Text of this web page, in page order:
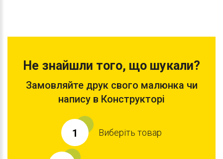
Не знайшли того, що шукали?
Замовляйте друк свого малюнка чи
напису в Конструкторі
1 Виберіть товар